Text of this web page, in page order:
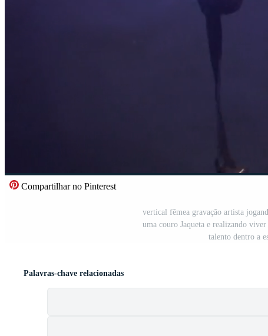
Compartilhar no Pinterest
vertical fêmea gravação artista
uma couro Jaqueta e realizando
talento dentro a
Palavras-chave relacionadas